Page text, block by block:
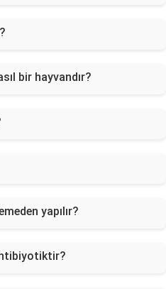
bir hayvandır?
yapılır?